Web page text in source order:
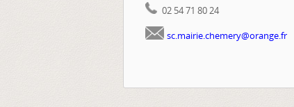
02 54 71 80 24
sc.mairie.chemery@orange.fr